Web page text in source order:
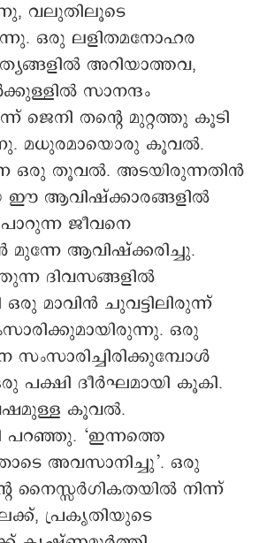
വലുതിലൂടെ
ഒരു ലളിതമനോഹര
അറിയാത്തവ,
സാനന്ദം
ജെനി തന്റെ മുറ്റത്തു കൂടി
മധുരമായൊരു കൂവല്‍.
ഒരു തൂവല്‍. അടയിരുന്നതിന്‍
ഈ ആവിഷ്‌ക്കാരങ്ങളില്‍
ജീവനെ
മുന്നേ ആവിഷ്‌ക്കരിച്ചു.
ദിവസങ്ങളില്‍
മാവിന്‍ ചുവട്ടിലിരുന്ന്
ഒരു
സംസാരിച്ചിരിക്കുമ്പോള്‍
പക്ഷി ദീര്‍ഘമായി കൂകി.
കൂവല്‍.
‘ഇന്നത്തെ
അവസാനിച്ചു’. ഒരു
നൈസ്സര്‍ഗികതയില്‍ നിന്ന്
പ്രകൃതിയുടെ